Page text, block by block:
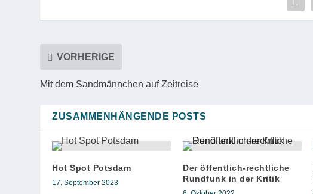
VORHERIGE
Mit dem Sandmännchen auf Zeitreise
ZUSAMMENHÄNGENDE POSTS
Hot Spot Potsdam
17. September 2023
Der öffentlich-rechtliche
Rundfunk in der Kritik